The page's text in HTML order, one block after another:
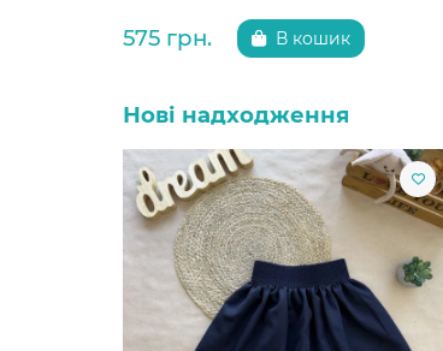
575 грн. В кошик
Нові надходження